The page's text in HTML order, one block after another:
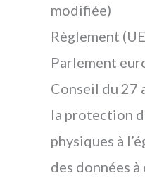
modifiée)
Règlement
Parlement
Conseil du 27
la protection
physiques à
des données